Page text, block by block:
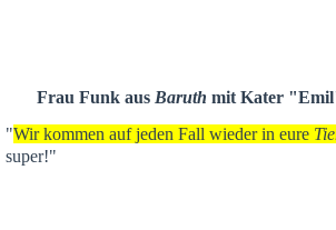
Frau Funk aus Baruth mit Kater
"Wir kommen auf jeden Fall wieder in eure
super!"